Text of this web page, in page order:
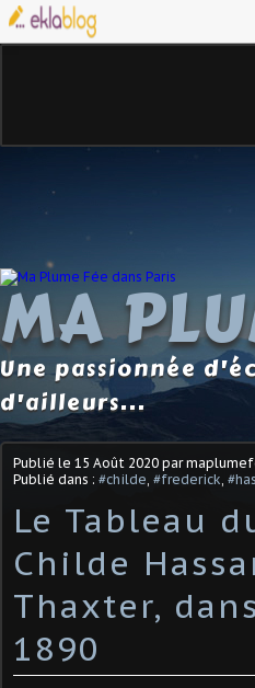
MA
Une passionnée
d'ailleurs...
Publié le 15 Août 2020 par
Publié dans : #childe #frederick
Le Tableau
Childe
Thaxter,
1890